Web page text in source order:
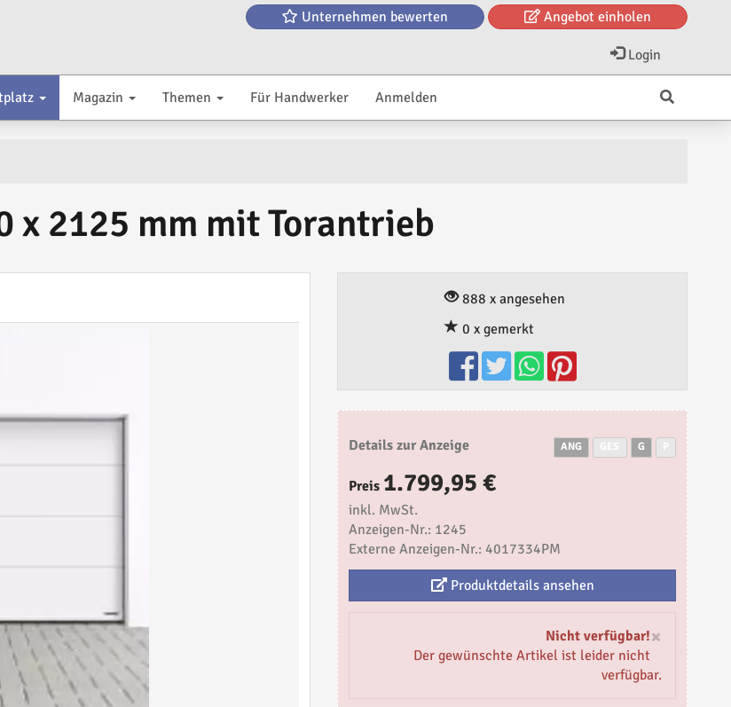
Unternehmen bewerten Angebot einholen
Login
Magazin Themen Für Handwerker Anmelden
x 2125 mm mit Torantrieb
888 x angesehen
0 x gemerkt
Details zur Anzeige ANG G
Preis 1.799,95 €
inkl. MwSt.
Anzeigen-Nr.: 1245
Externe Anzeigen-Nr.: 4017334PM
Produktdetails ansehen
×
Nicht verfügbar!
Der gewünschte Artikel ist leider nicht
verfügbar.